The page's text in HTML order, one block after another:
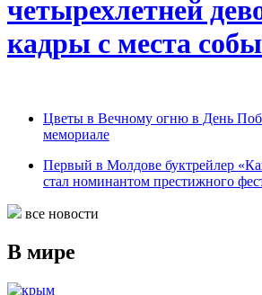
четырехлетней
кадры с места
Цветы в Вечному огню в День
мемориале
Первый в Молдове буктрейлер
стал номинантом престижного
все новости
В мире